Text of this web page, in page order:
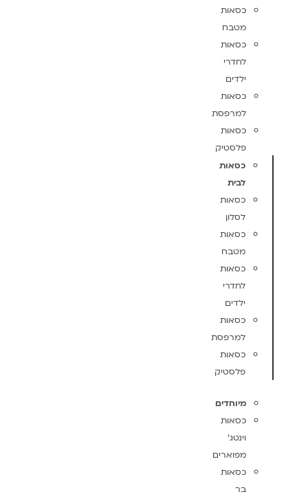
כסאות
מטבח
כסאות
לחדרי
ילדים
כסאות
למרפסת
כסאות
פלסטיק
כסאות
לבית
כסאות
לסלון
כסאות
מטבח
כסאות
לחדרי
ילדים
כסאות
למרפסת
כסאות
פלסטיק
מיוחדים
כסאות
וינטג'
מפוארים
כסאות
בר